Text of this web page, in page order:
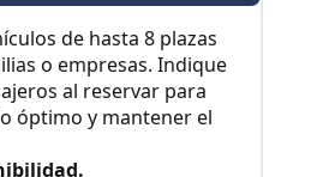
de hasta 8 plazas
o empresas. Indique
al reservar para
óptimo y mantener el